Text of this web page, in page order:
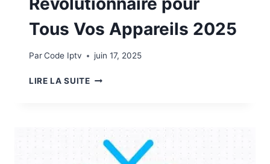
Tous Vos Appareils 2025
ParCode Iptv juin 17, 2025
LIRE LA SUITE